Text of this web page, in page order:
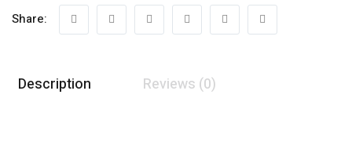
Share:
Description Reviews (0)